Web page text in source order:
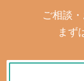
ご相談
まず